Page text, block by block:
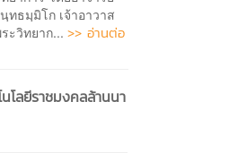
ธมฺมิโก เจ้าอาวาส
ระวิทยาก...>> อ่านต่อ
โลยีราชมงคลล้านนา